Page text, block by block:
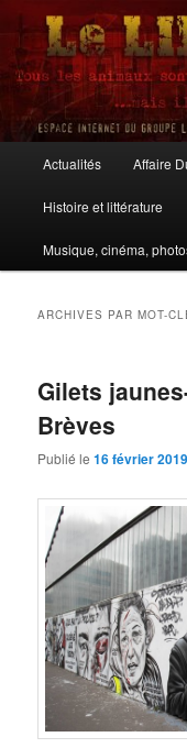
Aller
contenu
principal
Aller
contenu
secondaire
Le
principal
Actualités Affaire
Histoire et littérature
Musique, cinéma,
ARCHIVES PAR MOT-
Gilets
Brèves
Publié le16 février 2019